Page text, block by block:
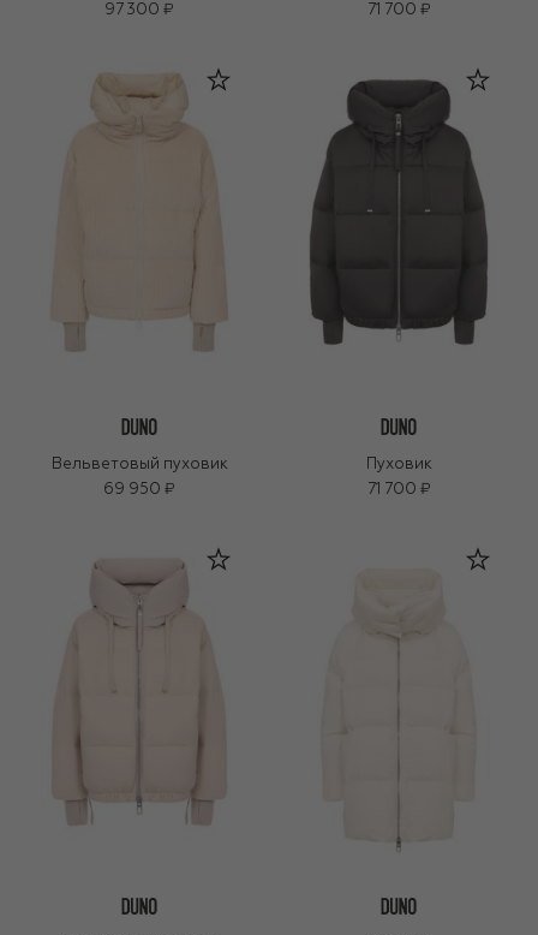
97 300 ₽ 71 700 ₽
Вельветовый пуховик
69 950 ₽
Пуховик
71 700 ₽